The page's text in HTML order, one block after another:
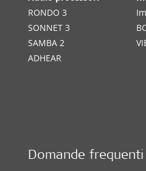
RONDO 3
SONNET 3
SAMBA 2
ADHEAR
Domande frequenti